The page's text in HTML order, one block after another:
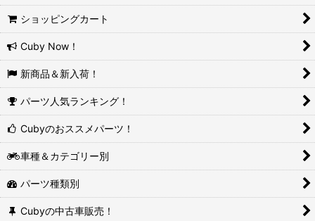
ショッピングカート
Cuby Now！
新商品＆新入荷！
パーツ人気ランキング！
Cubyのおススメパーツ！
車種＆カテゴリー別
パーツ種類別
Cubyの中古車販売！